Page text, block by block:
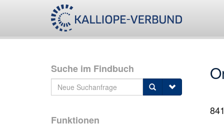
Suche im Findbuch
Funktionen